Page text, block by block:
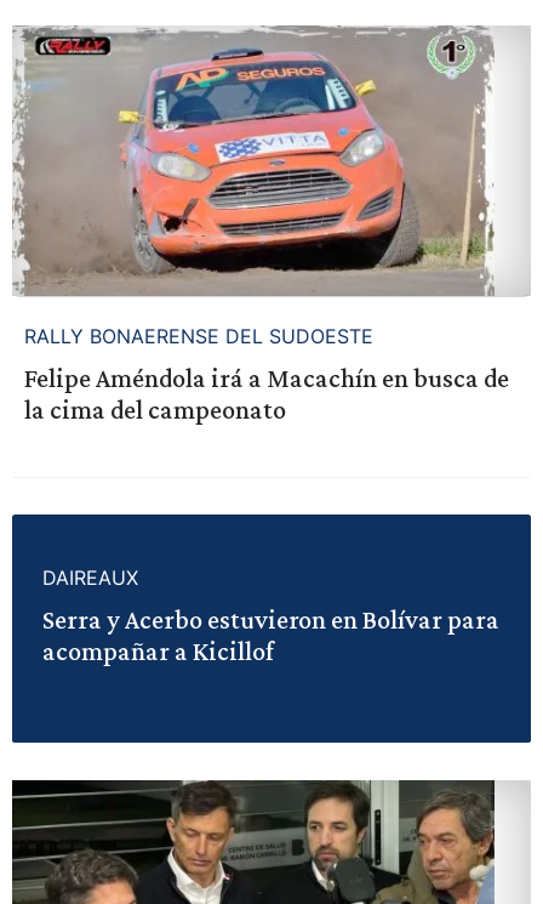
RALLY BONAERENSE DEL SUDOESTE
Felipe Améndola irá a Macachín en busca de
la cima del campeonato
DAIREAUX
Serra y Acerbo estuvieron en Bolívar para
acompañar a Kicillof